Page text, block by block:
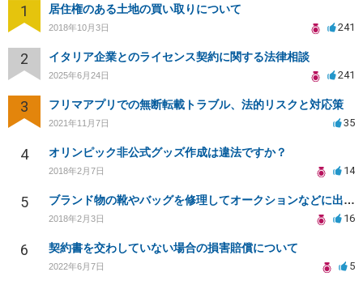
1 居住権のある土地の買い取りについて
2018年10月3日 241
2 イタリア企業とのライセンス契約に関する法律相談
2025年6月24日 241
3 フリマアプリでの無断転載トラブル、法的リスクと対応策
2021年11月7日 35
4 オリンピック非公式グッズ作成は違法ですか？
2018年2月7日 14
5 ブランド物の靴やバッグを修理してオークションなどに出品したりすることは商標権の侵害にあたりますか？
2018年2月3日 16
6 契約書を交わしていない場合の損害賠償について
2022年6月7日 5